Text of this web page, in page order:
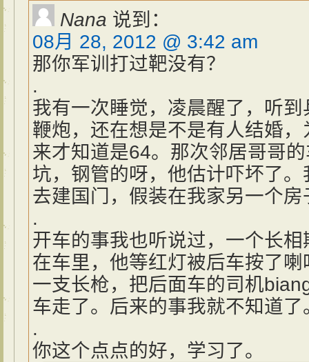
Nana 说到：
08月 28, 2012 @ 3:42 am
那你军训打过靶没有？
.
我有一次睡觉，凌晨醒了，听
鞭炮，还在想是不是有人结婚
来才知道是64。那次邻居哥哥
坑，钢管的呀，他估计吓坏了
去建国门，假装在我家另一个
.
开车的事我也听说过，一个长
在车里，他等红灯被后车按了
一支长枪，把后面车的司机
车走了。后来的事我就不知道了
.
你这个点点的好，学习了。